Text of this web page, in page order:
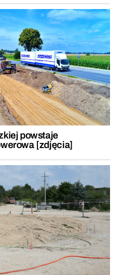
powstaje
[zdjęcia]